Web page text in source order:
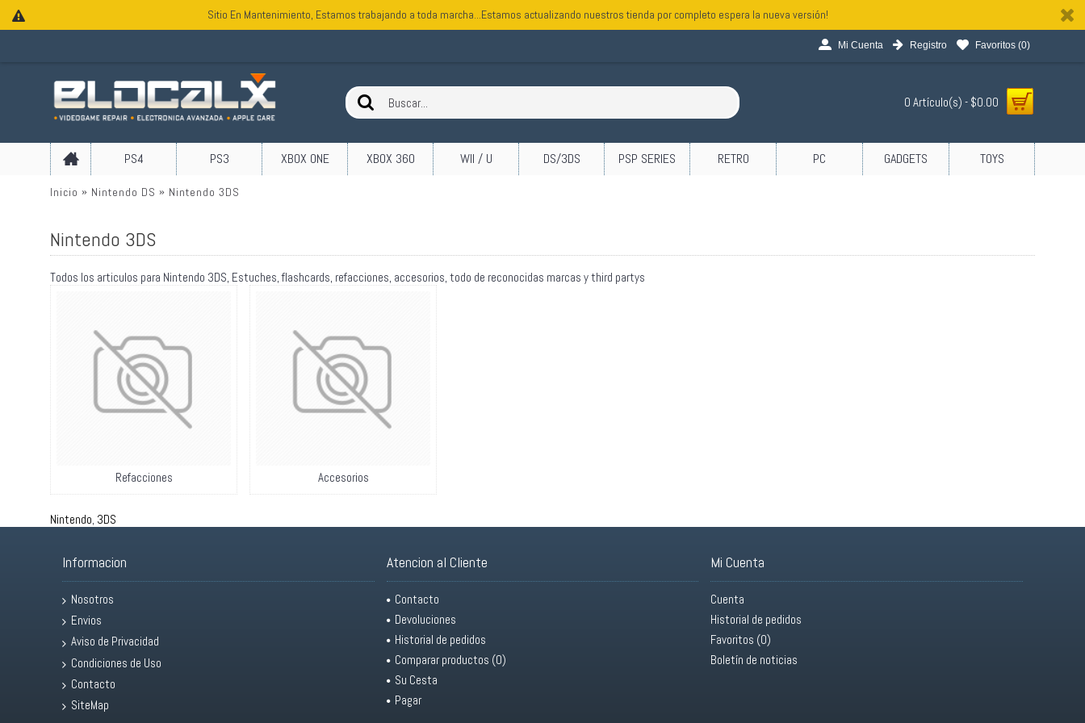
Sitio En Mantenimiento, Estamos trabajando a toda marcha...Estamos actualizando nuestros tienda por completo espera la nueva versión!
Mi Cuenta Registro Favoritos (0)
0 Artículo(s) - $0.00
PS4 PS3 XBOX ONE XBOX 360 WII / U DS/3DS PSP SERIES RETRO PC GADGETS TOYS
Inicio Nintendo DS Nintendo 3DS
Nintendo 3DS
Todos los articulos para Nintendo 3DS, Estuches, flashcards, refacciones, accesorios, todo de reconocidas marcas y third partys
Refacciones Accesorios
Nintendo, 3DS
Informacion
Nosotros
Envios
Aviso de Privacidad
Condiciones de Uso
Contacto
SiteMap
Atencion al Cliente
Contacto
Devoluciones
Historial de pedidos
Comparar productos (0)
Su Cesta
Pagar
Mi Cuenta
Cuenta
Historial de pedidos
Favoritos (0)
Boletín de noticias